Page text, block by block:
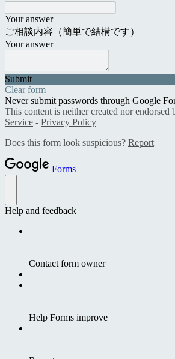
Your answer
ご相談内容（簡単で結構です）
Your answer
Submit
Clear form
Never submit passwords through Google
This content is neither created nor endorsed
Service - Privacy Policy
Does this form look suspicious? Report
Forms
Help and feedback
Contact form owner
Help Forms improve